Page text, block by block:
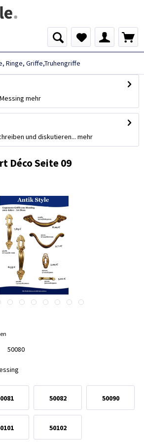
Ringe, Griffe,Truhengriffe
mehr
und diskutieren... mehr
Déco Seite 09
50080
50082 50090
50102